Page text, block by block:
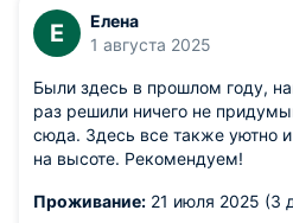
Е
Елена
1 августа 2025
Были здесь в прошлом году,
раз решили ничего не
сюда. Здесь все также уютно
на высоте. Рекомендуем!
Проживание: 21 июля 2025 (3